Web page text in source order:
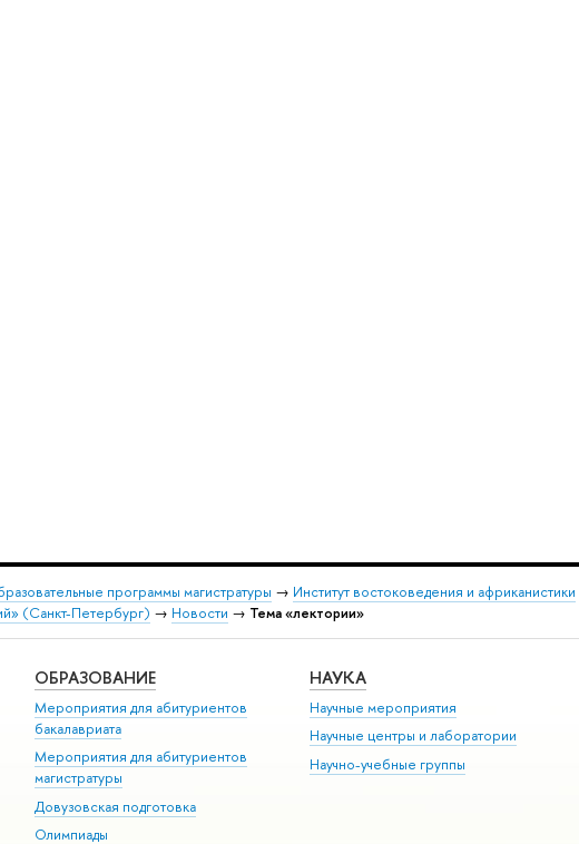
программы магистратуры → Институт востоковедения и африканистики
(Санкт-Петербург) → Новости → Тема «лектории»
ОБРАЗОВАНИЕ
Мероприятия для абитуриентов
бакалавриата
Мероприятия для абитуриентов
магистратуры
Довузовская подготовка
Олимпиады
НАУКА
Научные мероприятия
Научные центры и лаборатории
Научно-учебные группы